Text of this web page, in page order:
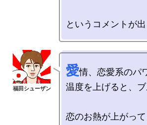
愛情、恋愛系のパ
温度を上げると、